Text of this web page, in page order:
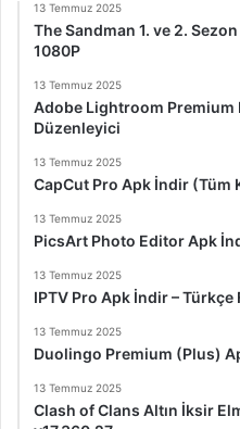
13 Temmuz 2025
The Sandman 1. ve 2.
1080P
13 Temmuz 2025
Adobe Lightroom Premium
Düzenleyici
13 Temmuz 2025
CapCut Pro Apk İndir (Tüm
13 Temmuz 2025
PicsArt Photo Editor Apk
13 Temmuz 2025
IPTV Pro Apk İndir – Türkçe
13 Temmuz 2025
Duolingo Premium (Plus)
13 Temmuz 2025
Clash of Clans Altın İksir